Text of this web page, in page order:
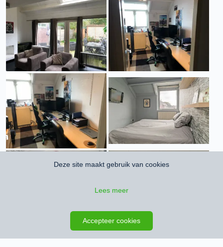
Deze site maakt gebruik van cookies
Lees meer
Accepteer cookies